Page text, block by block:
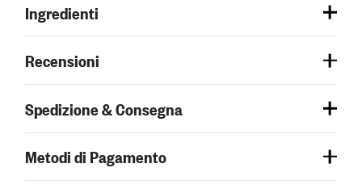
Ingredienti
Recensioni
Spedizione & Consegna
Metodi di Pagamento